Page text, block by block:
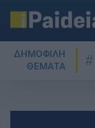
ΔΗΜΟΦΙΛΗ
ΘΕΜΑΤΑ